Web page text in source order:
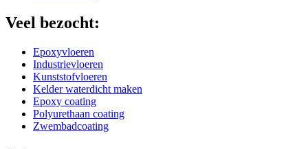
Veel bezocht:
Epoxyvloeren
Industrievloeren
Kunststofvloeren
Kelder waterdicht maken
Epoxy coating
Polyurethaan coating
Zwembadcoating